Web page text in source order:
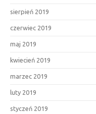
sierpień 2019
czerwiec 2019
maj 2019
kwiecień 2019
marzec 2019
luty 2019
styczeń 2019